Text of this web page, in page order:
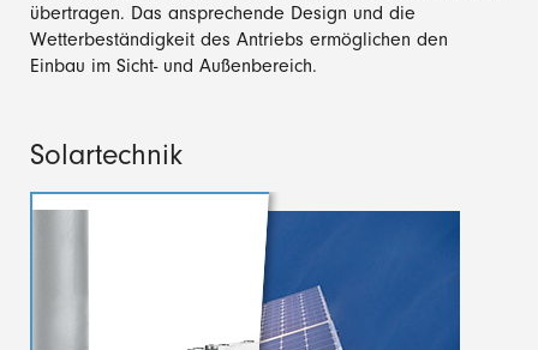
übertragen. Das ansprechende Design und die
Wetterbeständigkeit des Antriebs ermöglichen den
Einbau im Sicht- und Außenbereich.
Solartechnik